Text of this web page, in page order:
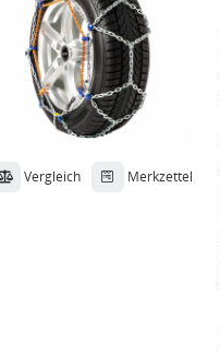
Vergleich Merkzettel